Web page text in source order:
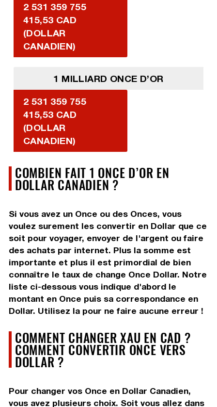
2 531 359 755
415,53 CAD
(DOLLAR
CANADIEN)
1 MILLIARD ONCE D’OR
2 531 359 755
415,53 CAD
(DOLLAR
CANADIEN)
COMBIEN FAIT 1 ONCE D’OR EN
DOLLAR CANADIEN ?
Si vous avez un Once ou des Onces, vous
voulez surement les convertir en Dollar que ce
soit pour voyager, envoyer de l'argent ou faire
des achats par internet. Plus la somme est
importante et plus il est primordial de bien
connaître le taux de change Once Dollar. Notre
liste ci-dessous vous indique d'abord le
montant en Once puis sa correspondance en
Dollar. Utilisez la pour ne faire aucune erreur !
COMMENT CHANGER XAU EN CAD ?
COMMENT CONVERTIR ONCE VERS
DOLLAR ?
Pour changer vos Once en Dollar Canadien,
vous avez plusieurs choix. Soit vous allez dans